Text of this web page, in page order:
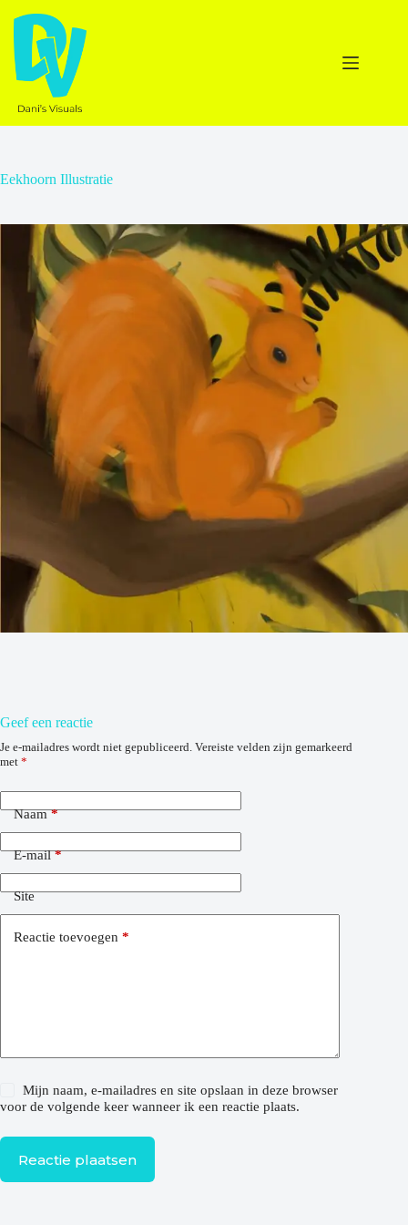
naar
inhoud
Eekhoorn Illustratie
Geef een reactie
Je e-mailadres wordt niet gepubliceerd. Vereiste velden zijn gemarkeerd
met *
Naam*
E-mail*
Site
Reactie toevoegen *
Mijn naam, e-mailadres en site opslaan in deze browser
voor de volgende keer wanneer ik een reactie plaats.
Reactie plaatsen